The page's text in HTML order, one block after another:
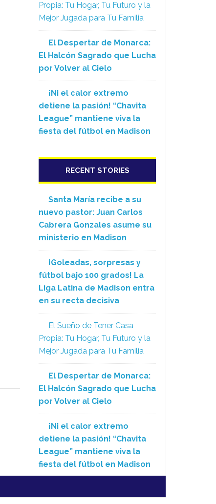
Propia: Tu Hogar, Tu Futuro y la
Mejor Jugada para Tu Familia
El Despertar de Monarca:
El Halcón Sagrado que Lucha
por Volver al Cielo
¡Ni el calor extremo
detiene la pasión! “Chavita
League” mantiene viva la
fiesta del fútbol en Madison
RECENT STORIES
Santa María recibe a su
nuevo pastor: Juan Carlos
Cabrera Gonzales asume su
ministerio en Madison
¡Goleadas, sorpresas y
fútbol bajo 100 grados! La
Liga Latina de Madison entra
en su recta decisiva
El Sueño de Tener Casa
Propia: Tu Hogar, Tu Futuro y la
Mejor Jugada para Tu Familia
El Despertar de Monarca:
El Halcón Sagrado que Lucha
por Volver al Cielo
¡Ni el calor extremo
detiene la pasión! “Chavita
League” mantiene viva la
fiesta del fútbol en Madison